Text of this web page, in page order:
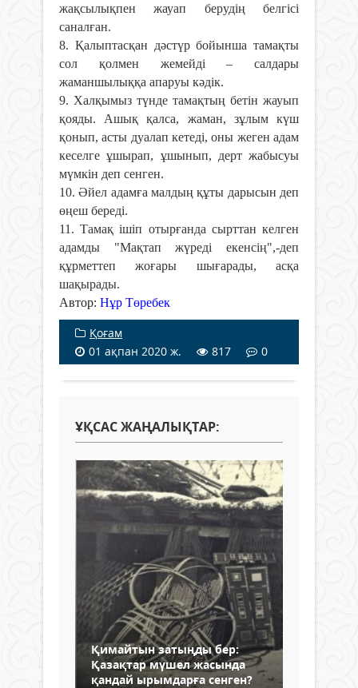
жақсылықпен жауап берудің белгісі
саналған.
8. Қалыптасқан дәстүр бойынша тамақты
сол қолмен жемейдi – салдары
жаманшылыққа апаруы кәдік.
9. Халқымыз түнде тамақтың бетiн жауып
қояды. Ашық қалса, жаман, зұлым күш
қонып, асты дуалап кетеді, оны жеген адам
кеселге ұшырап, ұшынып, дерт жабысуы
мүмкін деп сенген.
10. Әйел адамға малдың құты дарысын деп
өңеш береді.
11. Тамақ ішіп отырғанда сырттан келген
адамды "Мақтап жүреді екенсің",-деп
құрметтеп жоғары шығарады, асқа
шақырады.
Автор: Нұр Төребек
Қоғам
01 ақпан 2020 ж.
817 0
ҰҚСАС ЖАҢАЛЫҚТАР:
Қимайтын затыңды бер:
Қазақтар мүшел жасында
қандай ырымдарға сенген?